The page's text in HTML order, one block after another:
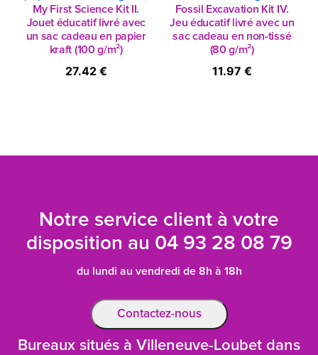
My First Science Kit II.
Jouet éducatif livré avec
un sac cadeau en papier
kraft (100 g/m²)
27.42 €
Fossil Excavation Kit IV.
Jeu éducatif livré avec un
sac cadeau en non-tissé
(80 g/m²)
11.97 €
Notre service client à votre
disposition au 04 93 28 08 79
du lundi au vendredi de 8h à 18h
Contactez-nous
Bureaux situés à Villeneuve-Loubet dans